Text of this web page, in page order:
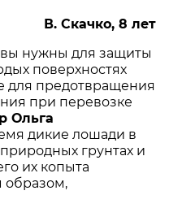
В. Скачко, 8 лет
нужны для защиты
поверхностях
для предотвращения
при перевозке
Ольга
дикие лошади в
грунтах и
их копыта
образом,